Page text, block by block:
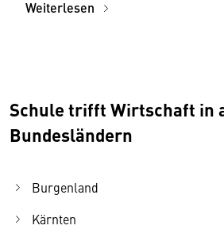
Weiterlesen
Schule trifft Wirtschaft in
Bundesländern
Burgenland
Kärnten